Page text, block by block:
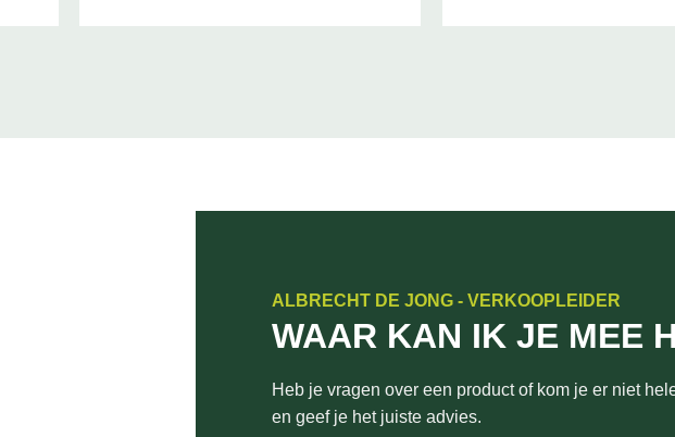
ALBRECHT DE JONG - VERKOOPLEIDER
WAAR KAN IK JE MEE
Heb je vragen over een product of kom je er niet
en geef je het juiste advies.